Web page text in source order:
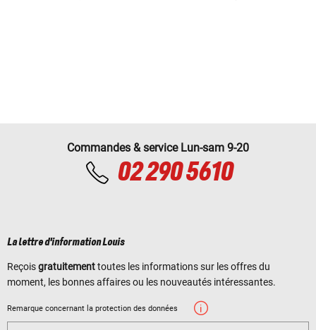
Commandes & service Lun-sam 9-20
02 290 5610
La lettre d'information Louis
Reçoisgratuitementtoutes les informations sur les offres du
moment, les bonnes affaires ou les nouveautés intéressantes.
Remarque concernant la protection des données